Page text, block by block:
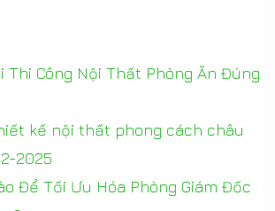
Thi Công Nội Thất Phòng Ăn Đúng
kế nội thất phong cách châu
2025
Để Tối Ưu Hóa Phòng Giám Đốc